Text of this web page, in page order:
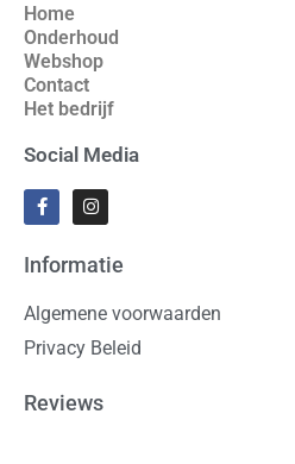
Home
Onderhoud
Webshop
Contact
Het bedrijf
Social Media
Informatie
Algemene voorwaarden
Privacy Beleid
Reviews